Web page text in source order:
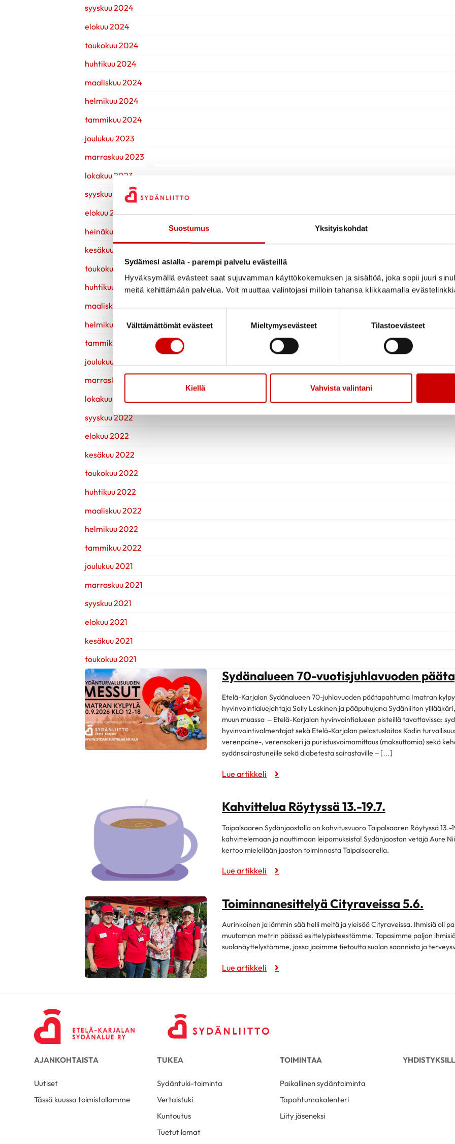
Suostumus Yksityiskohdat
Sydämesi asialla - parempi palvelu evästeillä
Hyväksymällä evästeet saat sujuvamman käyttökokemuksen ja sisältöä, joka sopii juuri
meitä kehittämään palvelua. Voit muuttaa valintojasi milloin tahansa klikkaamalla
Välttämättömät evästeet
Mieltymysevästeet Tilastoevästeet
Kiellä Vahvista valintani
syyskuu 2024
elokuu 2024
toukokuu 2024
huhtikuu 2024
maaliskuu 2024
helmikuu 2024
tammikuu 2024
joulukuu 2023
marraskuu 2023
lokakuu 2023
syyskuu 2023
elokuu 2023
heinäkuu 2023
kesäkuu 2023
toukokuu 2023
huhtikuu 2023
maaliskuu 2023
helmikuu 2023
tammikuu 2023
joulukuu 2022
marraskuu 2022
lokakuu 2022
syyskuu 2022
elokuu 2022
kesäkuu 2022
toukokuu 2022
huhtikuu 2022
maaliskuu 2022
helmikuu 2022
tammikuu 2022
joulukuu 2021
marraskuu 2021
syyskuu 2021
elokuu 2021
kesäkuu 2021
toukokuu 2021
Sydänalueen 70-vuotisjuhlavuoden
Etelä-Karjalan Sydänalueen 70-juhlavuoden päätapahtuma Imatran
hyvinvointialuejohtaja Sally Leskinen ja pääpuhujana Sydänliiton
muun muassa – Etelä-Karjalan hyvinvointialueen pisteillä tavattavissa:
hyvinvointivalmentajat sekä Etelä-Karjalan pelastuslaitos Kodin
verenpaine-, verensokeri ja puristusvoimamittaus (maksuttomia) sekä
sydänsairastuneille sekä diabetesta sairastaville – […]
Lue artikkeli
Kahvittelua Röytyssä 13.-19.7.
Taipalsaaren Sydänjaostolla on kahvitusvuoro Taipalsaaren Röytyssä 13.-
kahvittelemaan ja nauttimaan leipomuksista! Sydänjaoston vetäjä Aure
kertoo mielellään jaoston toiminnasta Taipalsaarella.
Lue artikkeli
Toiminnanesittelyä Cityraveissa 5.6.
Aurinkoinen ja lämmin sää helli meitä ja yleisöä Cityraveissa. Ihmisiä oli
muutaman metrin päässä esittelypisteestämme. Tapasimme paljon
suolanäyttelystämme, jossa jaoimme tietoutta suolan saannista ja
Lue artikkeli
AJANKOHTAISTA
Uutiset
Tässä kuussa toimistollamme
TUKEA
Sydäntuki-toiminta
Vertaistuki
Kuntoutus
Tuetut lomat
TOIMINTAA
Paikallinen sydäntoiminta
Tapahtumakalenteri
Liity jäseneksi